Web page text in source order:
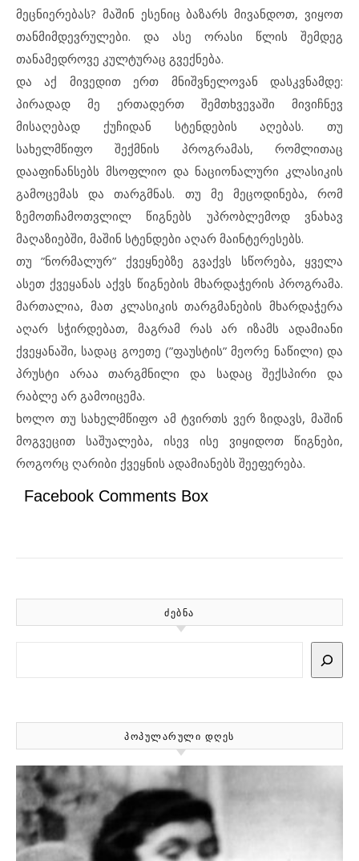
მეცნიერებას? მაშინ ესენიც ბაზარს მივანდოთ, ვიყოთ
თანმიმდევრულები. და ასე ორასი წლის შემდეგ
თანამედროვე კულტურაც გვექნება.
და აქ მივედით ერთ მნიშვნელოვან დასკვნამდე:
პირადად მე ერთადერთ შემთხვევაში მივიჩნევ
მისაღებად ქუჩიდან სტენდების აღებას. თუ
სახელმწიფო შექმნის პროგრამას, რომლითაც
დააფინანსებს მსოფლიო და ნაციონალური კლასიკის
გამოცემას და თარგმნას. თუ მე მეცოდინება, რომ
ზემოთჩამოთვლილ წიგნებს უპრობლემოდ ვნახავ
მაღაზიებში, მაშინ სტენდები აღარ მაინტერესებს.
თუ ”ნორმალურ” ქვეყნებზე გვაქვს სწორება, ყველა
ასეთ ქვეყანას აქვს წიგნების მხარდაჭერის პროგრამა.
მართალია, მათ კლასიკის თარგმანების მხარდაჭერა
აღარ სჭირდებათ, მაგრამ რას არ იზამს ადამიანი
ქვეყანაში, სადაც გოეთე (”ფაუსტის” მეორე ნაწილი) და
პრუსტი არაა თარგმნილი და სადაც შექსპირი და
რაბლე არ გამოიცემა.
ხოლო თუ სახელმწიფო ამ ტვირთს ვერ ზიდავს, მაშინ
მოგვეცით საშუალება, ისევ ისე ვიყიდოთ წიგნები,
როგორც ღარიბი ქვეყნის ადამიანებს შეეფერება.
Facebook Comments Box
ᲫᲔᲑᲜᲐ
ᲞᲝᲞᲣᲚᲐᲠᲣᲚᲘ ᲓᲦᲔᲡ